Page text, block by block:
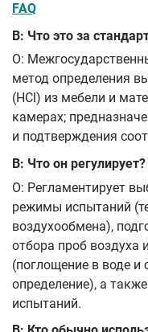
FAQ
В: Что это за
О:
метод определения
(HCl) из мебели и
камерах;
и подтверждения
В: Что он регулирует?
О: Регламентирует
режимы испытаний
воздухообмена),
отбора проб воздуха
(поглощение в воде и
определение), а
испытаний.